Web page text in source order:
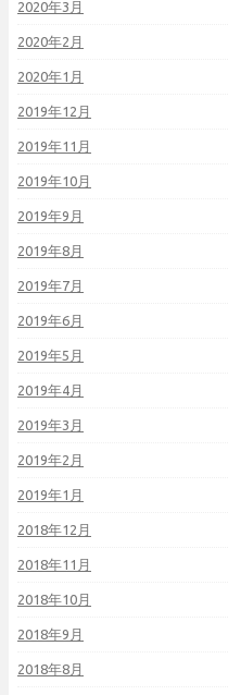
2020年3月
2020年2月
2020年1月
2019年12月
2019年11月
2019年10月
2019年9月
2019年8月
2019年7月
2019年6月
2019年5月
2019年4月
2019年3月
2019年2月
2019年1月
2018年12月
2018年11月
2018年10月
2018年9月
2018年8月